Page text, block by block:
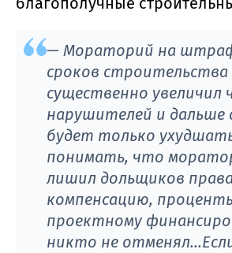
— Мораторий на
сроков строительства
существенно увеличил
нарушителей и дальше
будет только
понимать, что
лишил дольщиков
компенсацию,
проектному
никто не